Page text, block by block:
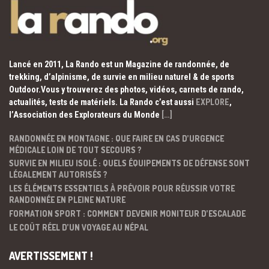
Lancé en 2011, La Rando est un Magazine de randonnée, de
trekking, d’alpinisme, de survie en milieu naturel & de sports
Outdoor.Vous y trouverez des photos, vidéos, carnets de rando,
actualités, tests de matériels. La Rando c’est aussi EXPLORE,
l’Association des Explorateurs du Monde […]
RANDONNÉE EN MONTAGNE : QUE FAIRE EN CAS D’URGENCE
MÉDICALE LOIN DE TOUT SECOURS ?
SURVIE EN MILIEU ISOLÉ : QUELS ÉQUIPEMENTS DE DÉFENSE SONT
LÉGALEMENT AUTORISÉS ?
LES ÉLÉMENTS ESSENTIELS À PRÉVOIR POUR RÉUSSIR VOTRE
RANDONNÉE EN PLEINE NATURE
FORMATION SPORT : COMMENT DEVENIR MONITEUR D’ESCALADE
LE COÛT RÉEL D’UN VOYAGE AU NÉPAL
AVERTISSEMENT !